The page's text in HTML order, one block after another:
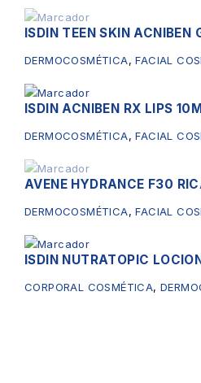
Sin existencias
ISDIN TEEN SKIN ACNIBEN
DERMOCOSMÉTICA,FACIAL
ISDIN ACNIBEN RX LIPS
DERMOCOSMÉTICA,FACIAL
Sin existencias
AVENE HYDRANCE F30
DERMOCOSMÉTICA,FACIAL
ISDIN NUTRATOPIC
CORPORAL COSMÉTICA,